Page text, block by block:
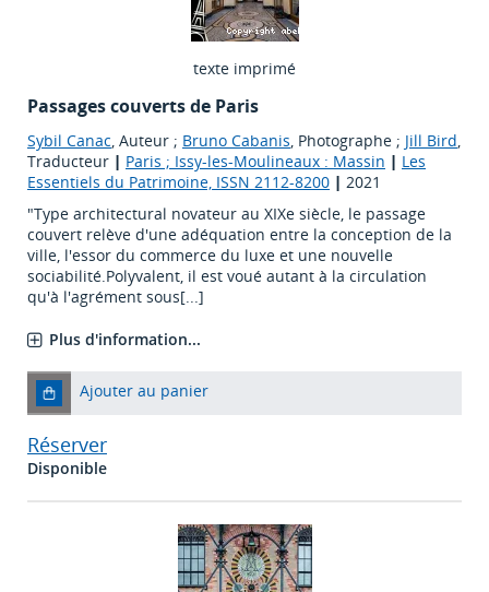
texte imprimé
Passages couverts de Paris
Sybil Canac, Auteur ; Bruno Cabanis, Photographe ; Jill Bird,
Traducteur | Paris ; Issy-les-Moulineaux : Massin | Les
Essentiels du Patrimoine, ISSN 2112-8200 | 2021
"Type architectural novateur au XIXe siècle, le passage
couvert relève d'une adéquation entre la conception de la
ville, l'essor du commerce du luxe et une nouvelle
sociabilité.Polyvalent, il est voué autant à la circulation
qu'à l'agrément sous[...]
Plus d'information...
Ajouter au panier
Réserver
Disponible